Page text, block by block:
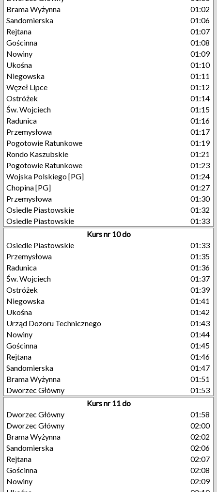
Brama Wyżynna
01:02
Sandomierska
01:06
Rejtana
01:07
Gościnna
01:08
Nowiny
01:09
Ukośna
01:10
Niegowska
01:11
Węzeł Lipce
01:12
Ostróżek
01:14
Św. Wojciech
01:15
Radunica
01:16
Przemysłowa
01:17
Pogotowie Ratunkowe
01:19
Rondo Kaszubskie
01:21
Pogotowie Ratunkowe
01:23
Wojska Polskiego [PG]
01:24
Chopina [PG]
01:27
Przemysłowa
01:30
Osiedle Piastowskie
01:32
Osiedle Piastowskie
01:33
Kurs nr 10 do
Osiedle Piastowskie
01:33
Przemysłowa
01:35
Radunica
01:36
Św. Wojciech
01:37
Ostróżek
01:39
Niegowska
01:41
Ukośna
01:42
Urząd Dozoru Technicznego
01:43
Nowiny
01:44
Gościnna
01:45
Rejtana
01:46
Sandomierska
01:47
Brama Wyżynna
01:51
Dworzec Główny
01:53
Kurs nr 11 do
Dworzec Główny
01:58
Dworzec Główny
02:00
Brama Wyżynna
02:02
Sandomierska
02:06
Rejtana
02:07
Gościnna
02:08
Nowiny
02:09